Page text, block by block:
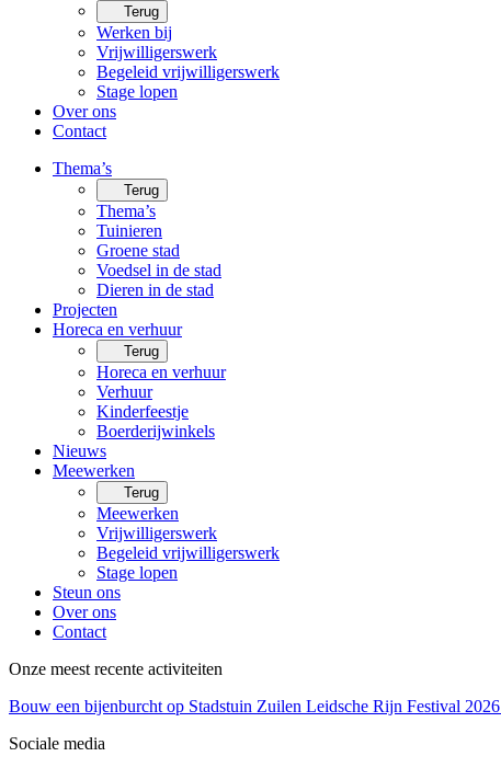
Terug
Werken bij
Vrijwilligerswerk
Begeleid vrijwilligerswerk
Stage lopen
Over ons
Contact
Thema’s
Terug
Thema’s
Tuinieren
Groene stad
Voedsel in de stad
Dieren in de stad
Projecten
Horeca en verhuur
Terug
Horeca en verhuur
Verhuur
Kinderfeestje
Boerderijwinkels
Nieuws
Meewerken
Terug
Meewerken
Vrijwilligerswerk
Begeleid vrijwilligerswerk
Stage lopen
Steun ons
Over ons
Contact
Onze meest recente activiteiten
Bouw een bijenburcht op Stadstuin Zuilen Leidsche Rijn Festival 2026
Sociale media